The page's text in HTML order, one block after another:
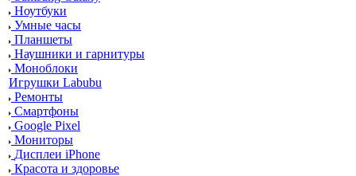
Ноутбуки
Умные часы
Планшеты
Наушники и гарнитуры
Моноблоки
Игрушки Labubu
Ремонты
Смартфоны
Google Pixel
Мониторы
Дисплеи iPhone
Красота и здоровье